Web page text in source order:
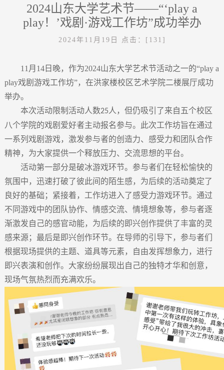
2024山东大学艺术节——“‘play a
play！’戏剧·游戏工作坊”成功举办
2024年11月19日 点击：[ 131 ]
11月14日晚，作为2024山东大学艺术节活动之一的“play a
play戏剧游戏工作坊”，在洪家楼校区艺术学院二楼展厅成功
举办。
本次活动限制活动人数25人，但仍吸引了来自五个校区
八个学院的戏剧爱好者主动报名参与。此次工作坊旨在通过
一系列戏剧游戏，激发参与者的创造力、感受力和团队合作
精神，为大家提供一个释放压力、交流思想的平台。
活动第一部分是破冰游戏环节。参与者们在轻松愉快的
氛围中，迅速打破了彼此间的陌生感，为后续的活动奠定了
良好的基础 ； 紧接着，工作坊进入了感受力游戏环节。 通过
不同 游戏中的 团队协作、情感交流、情境想象等， 参与者逐
渐激发自己的感官动能， 为后续的即兴创作提供了丰富的灵
感来源 ； 最后是 即兴创作环节。在导师的引导下，参与者们
根据现场提供的主题、道具等元素，自由发挥想象力，进行
即兴表演和创作。大家纷纷展现出自己的独特才华和创意，
现场气氛热烈而充满欢乐。